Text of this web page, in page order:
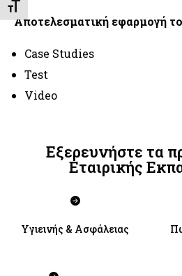
Εναλλαγή Μεγέθους Γραμμάτων
Αποτελεσματική εφαρμογή
Case Studies
Test
Video
Εξερευνήστε τα
Εταιρικής
Υγιεινής & Ασφάλειας